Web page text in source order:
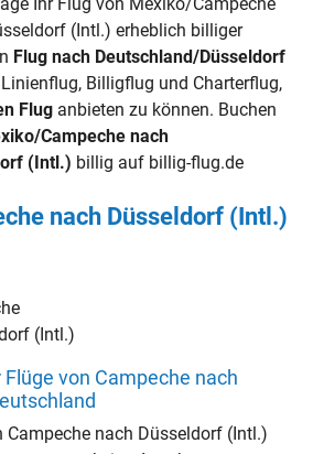
(Intl.) erheblich billiger
Flug nach Deutschland/Düsseldorf
Billigflug und Charterflug,
Flug anbieten zu können. Buchen
Campeche nach
(Intl.) billig auf billig-flug.de
nach Düsseldorf (Intl.)
(Intl.)
von Campeche nach
Campeche nach Düsseldorf (Intl.)